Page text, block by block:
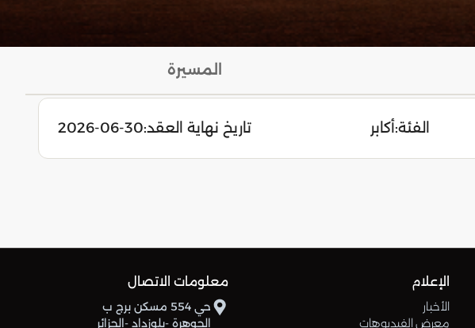
المسيرة
الفئة:أكابر تاريخ نهاية العقد:2026-06-30
الإعلام
الأخبار
معرض الفيديوهات
معلومات الاتصال
حي 554 مسكن برج ب
الجوهرة -بلوزداد -الجزائر